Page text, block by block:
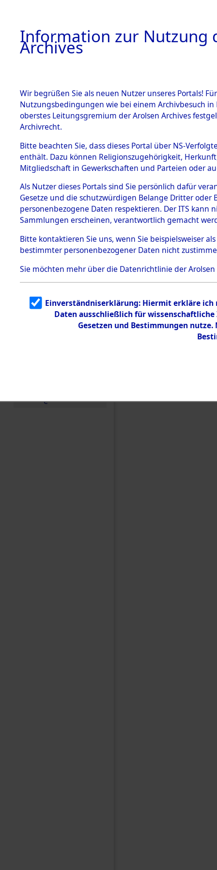
BESTÄNDE
1.
mente
5. Verschiedenes
5.3
Todesmärsche
5.3.1 Alliierte
Erhebungen
zu
Todesmärsch
en
5.3.2
g
5.3.3
Todesmärsch
e
Baden-
Information zur Nutzung
Archives
Wir begrüßen Sie als neuen Nutzer unseres Portals!
Nutzungsbedingungen wie bei einem Archivbesuch
oberstes Leitungsgremium der Arolsen Archives
Archivrecht.
Bitte beachten Sie, dass dieses Portal über NS-
enthält. Dazu können Religionszugehörigkeit,
Mitgliedschaft in Gewerkschaften und Parteien oder
Als Nutzer dieses Portals sind Sie persönlich dafür
Gesetze und die schutzwürdigen Belange Dritter
personenbezogene Daten respektieren. Der ITS
Sammlungen erscheinen, verantwortlich gemacht
Bitte kontaktieren Sie uns, wenn Sie beispielsweiser
bestimmter personenbezogener Daten nicht
Sie möchten mehr über die Datenrichtlinie der Arolsen
Einverständniserklärung: Hiermit erkläre ich
Daten ausschließlich für
Gesetzen und Bestimmungen